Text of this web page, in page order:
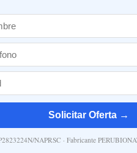
Solicitar Oferta →
NAPRSC · Fabricante